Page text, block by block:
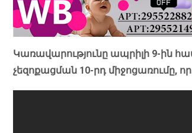
Կառավարությունը ապրիլի 9-ին
չեզոքացման 10-րդ միջոցառումը,